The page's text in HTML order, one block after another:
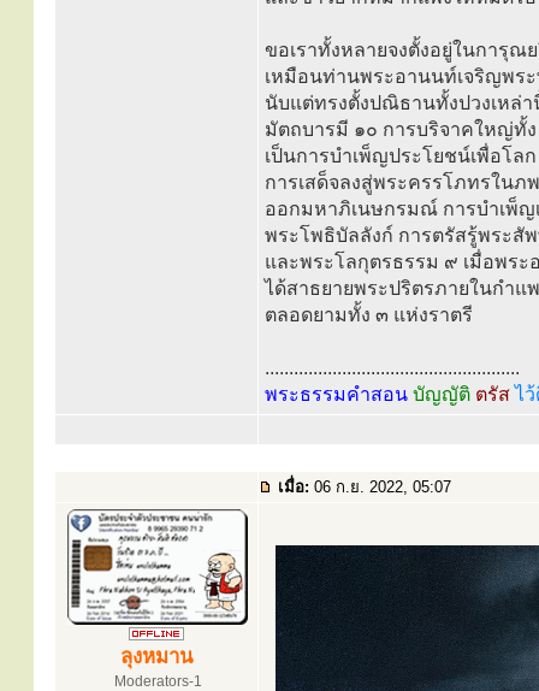
ขอเราทั้งหลายจงตั้งอยู่ในการุณ
เหมือนท่านพระอานนท์เจริญพ
นับแต่ทรงตั้งปณิธานทั้งปวงเหล่
มัตถบารมี ๑๐ การบริจาคใหญ่ทั้
เป็นการบำเพ็ญประโยชน์เพื่อโล
การเสด็จลงสู่พระครรโภทรในภ
ออกมหาภิเนษกรมณ์ การบำเพ็ญ
พระโพธิบัลลังก์ การตรัสรู้พระ
และพระโลกุตรธรรม ๙ เมื่อพร
ได้สาธยายพระปริตรภายในกำแ
ตลอดยามทั้ง ๓ แห่งราตรี
.....................................................
พระธรรมคำสอน บัญญัติ ตรัสไ
เมื่อ: 06 ก.ย. 2022, 05:07
ลุงหมาน
Moderators-1